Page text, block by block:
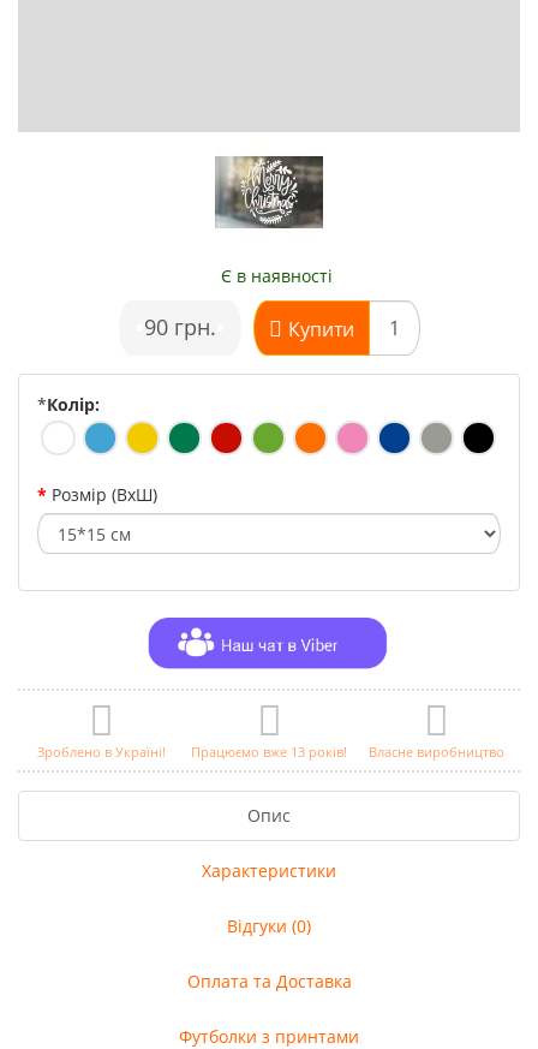
Є в наявності
90 грн. Купити
*Колір:
Розмір (ВхШ)
Зроблено в Україні! Працюємо вже 13 років! Власне виробництво
Опис
Характеристики
Відгуки (0)
Оплата та Доставка
Футболки з принтами